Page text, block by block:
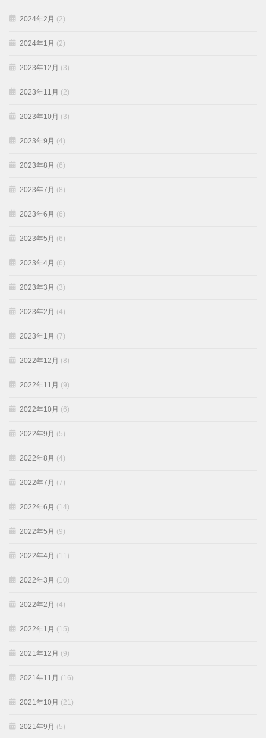
2024年2月 (2)
2024年1月 (2)
2023年12月 (3)
2023年11月 (2)
2023年10月 (3)
2023年9月 (4)
2023年8月 (6)
2023年7月 (8)
2023年6月 (6)
2023年5月 (6)
2023年4月 (6)
2023年3月 (3)
2023年2月 (4)
2023年1月 (7)
2022年12月 (8)
2022年11月 (9)
2022年10月 (6)
2022年9月 (5)
2022年8月 (4)
2022年7月 (7)
2022年6月 (14)
2022年5月 (9)
2022年4月 (11)
2022年3月 (10)
2022年2月 (4)
2022年1月 (15)
2021年12月 (9)
2021年11月 (16)
2021年10月 (21)
2021年9月 (5)